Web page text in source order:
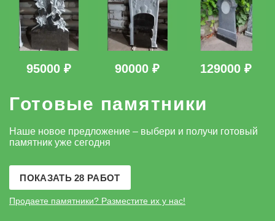
95000 ₽ 90000 ₽ 129000 ₽
Готовые памятники
Наше новое предложение – выбери и получи готовый
памятник уже сегодня
ПОКАЗАТЬ 28 РАБОТ
Продаете памятники? Разместите их у нас!